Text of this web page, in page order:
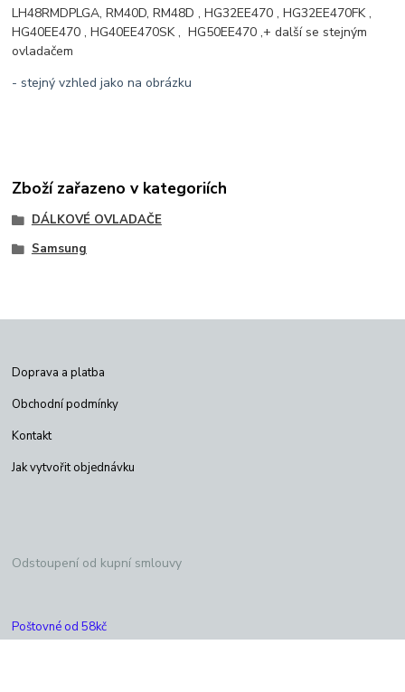
LH48RMDPLGA, RM40D, RM48D , HG32EE470 , HG32EE470FK ,
HG40EE470 , HG40EE470SK , HG50EE470 ,+ další se stejným
ovladačem
- stejný vzhled jako na obrázku
Zboží zařazeno v kategoriích
DÁLKOVÉ OVLADAČE
Samsung
Doprava a platba
Obchodní podmínky
Kontakt
Jak vytvořit objednávku
Odstoupení od kupní smlouvy
Poštovné od 58kč